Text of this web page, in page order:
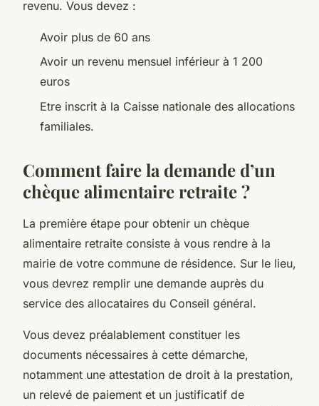
revenu. Vous devez :
Avoir plus de 60 ans
Avoir un revenu mensuel inférieur à 1 200
euros
Etre inscrit à la Caisse nationale des allocations
familiales.
Comment faire la demande d’un
chèque alimentaire retraite ?
La première étape pour obtenir un chèque
alimentaire retraite consiste à vous rendre à la
mairie de votre commune de résidence. Sur le lieu,
vous devrez remplir une demande auprès du
service des allocataires du Conseil général.
Vous devez préalablement constituer les
documents nécessaires à cette démarche,
notamment une attestation de droit à la prestation,
un relevé de paiement et un justificatif de